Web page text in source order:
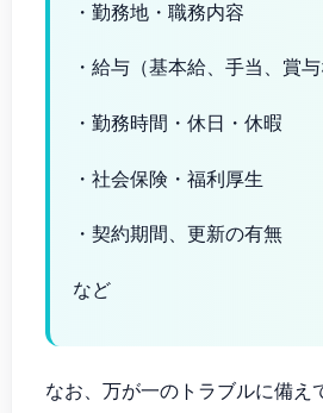
・勤務地・職務内容
・給与（基本給、手当、賞与
・勤務時間・休日・休暇
・社会保険・福利厚生
・契約期間、更新の有無
など
なお、万が一のトラブルに備え